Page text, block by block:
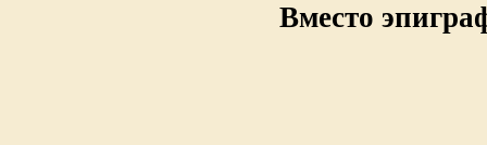
Вместо